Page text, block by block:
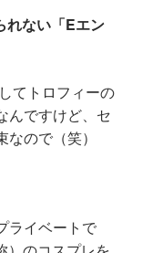
れない「Eエン
てトロフィーの
んですけど、セ
ので（笑）
ライベートで